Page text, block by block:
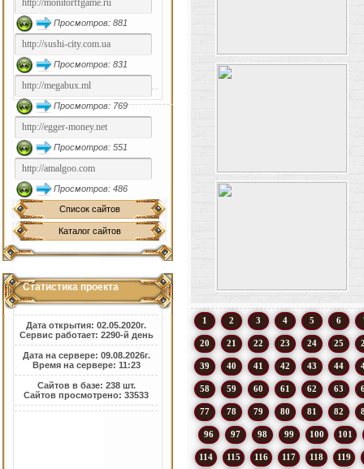
Просмотров: 881
Просмотров: 831
Просмотров: 769
Просмотров: 551
Просмотров: 486
Список сайтов
Каталог сайтов
Статистика проекта
Дата открытия: 02.05.2020г.
Сервис работает: 2290-й день
Дата на сервере: 09.08.2026г.
Время на сервере: 11:23
Сайтов в базе: 238 шт.
Сайтов просмотрено: 33533
1 2 3 4 5 6
20 21 22 23 24 25
39 40 41 42 43 44
58 59 60 61 62 63
77 78 79 80 81 82
96 97 98 99 100 101
114 115 116 117 118 119